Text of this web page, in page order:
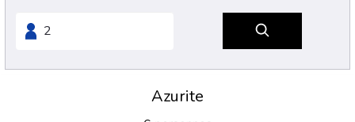
Azurite